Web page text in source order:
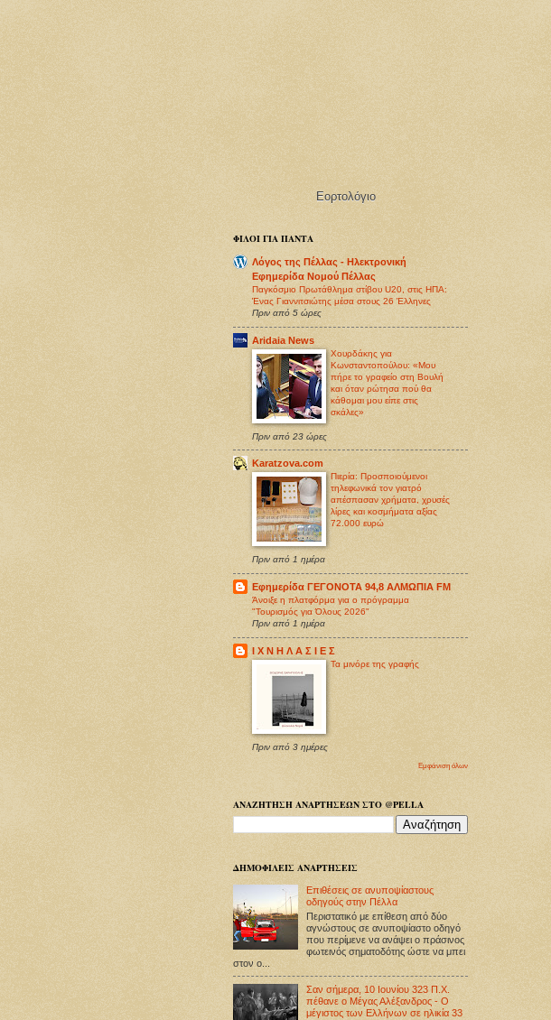
Εορτολόγιο
ΦΙΛΟΙ ΓΙΑ ΠΑΝΤΑ
Λόγος της Πέλλας - Ηλεκτρονική
Εφημερίδα Νομού Πέλλας
Παγκόσμιο Πρωτάθλημα στίβου U20, στις ΗΠΑ:
Ένας Γιαννιτσιώτης μέσα στους 26 Έλληνες
Πριν από 5 ώρες
Aridaia News
Χουρδάκης για
Κωνσταντοπούλου: «Μου
πήρε το γραφείο στη Βουλή
και όταν ρώτησα πού θα
κάθομαι μου είπε στις
σκάλες»
Πριν από 23 ώρες
Karatzova.com
Πιερία: Προσποιούμενοι
τηλεφωνικά τον γιατρό
απέσπασαν χρήματα, χρυσές
λίρες και κοσμήματα αξίας
72.000 ευρώ
Πριν από 1 ημέρα
Εφημερίδα ΓΕΓΟΝΟΤΑ 94,8 ΑΛΜΩΠΙΑ FM
Άνοιξε η πλατφόρμα για ο πρόγραμμα
"Τουρισμός για Όλους 2026"
Πριν από 1 ημέρα
Ι Χ Ν Η Λ Α Σ Ι Ε Σ
Τα μινόρε της γραφής
Πριν από 3 ημέρες
Εμφάνιση όλων
ΑΝΑΖΗΤΗΣΗ ΑΝΑΡΤΗΣΕΩΝ ΣΤΟ @PELLA
ΔΗΜΟΦΙΛΕΙΣ ΑΝΑΡΤΗΣΕΙΣ
Επιθέσεις σε ανυποψίαστους
οδηγούς στην Πέλλα
Περιστατικό με επίθεση από δύο
αγνώστους σε ανυποψίαστο οδηγό
που περίμενε να ανάψει ο πράσινος
φωτεινός σηματοδότης ώστε να μπει
στον ο...
Σαν σήμερα, 10 Ιουνίου 323 Π.Χ.
πέθανε ο Μέγας Αλέξανδρος - Ο
μέγιστος των Ελλήνων σε ηλικία 33